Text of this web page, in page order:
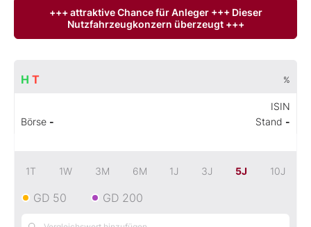
Abo & Shop
BO-Musterdepots
Experten
+++ attraktive Chance für Anleger +++ Dieser
Nutzfahrzeugkonzern überzeugt +++
%
H T
ISIN
Börse - Stand -
1T 1W 3M 6M 1J 3J 5J 10J
GD 50 GD 200